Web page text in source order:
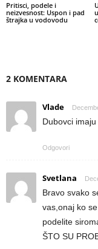
Pritisci, podele i
neizvesnost: Uspon i pad
štrajka u vodovodu
2 KOMENTARA
Vlade
Dubovci
Odgovori
Svetlana
Bravo svako
vas,onaj ko
podelite
ŠTO SU